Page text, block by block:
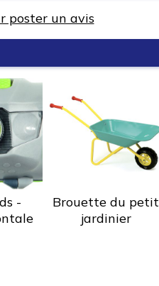
poster un avis
-
Brouette du petit
jardinier